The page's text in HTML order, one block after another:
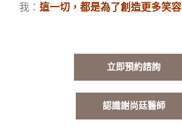
我：這一切，都是為了創造更多笑容
立即預約諮詢
認識謝尚廷醫師